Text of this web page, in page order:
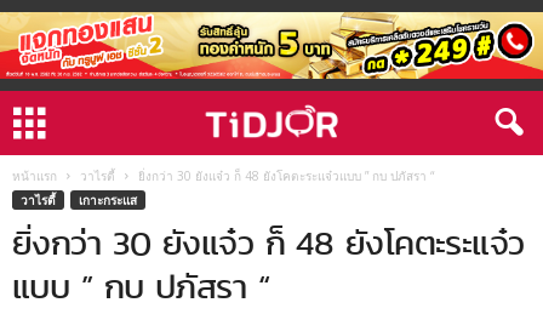
หน้าแรก วาไรตี้
ยิ่งกว่า 30 ยังแจ๋ว ก็ 48 ยังโคตะระแจ๋วแบบ ” กบ ปภัสรา “
วาไรตี้
เกาะกระแส
ยิ่งกว่า 30 ยังแจ๋ว ก็ 48 ยังโคตะระแจ๋ว
แบบ ” กบ ปภัสรา “